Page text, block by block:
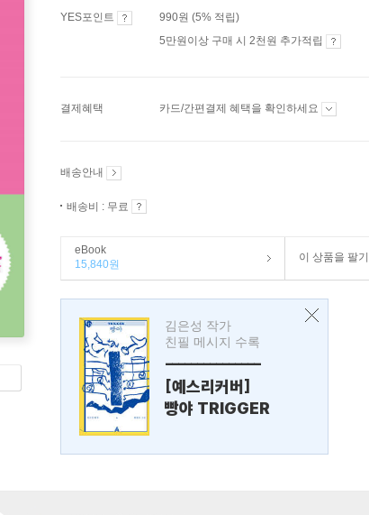
YES포인트
990원 (5% 적립)
5만원이상 구매 시 2천원 추가적립
결제혜택 카드/간편결제 혜택을 확인하세요
배송안내
배송비 : 무료
eBook
15,840원
이 상품을 팔기
김은성 작가
친필 메시지 수록
---------------
[예스리커버]
빵야 TRIGGER